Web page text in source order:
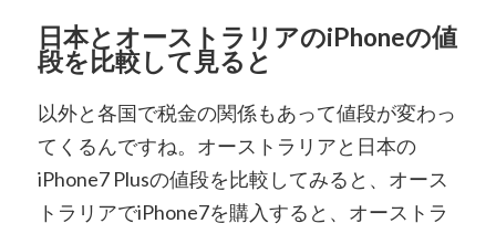
日本とオーストラリアのiPhoneの値
段を比較して見ると
以外と各国で税金の関係もあって値段が変わっ
てくるんですね。オーストラリアと日本の
iPhone7 Plusの値段を比較してみると、オース
トラリアでiPhone7を購入すると、オーストラ